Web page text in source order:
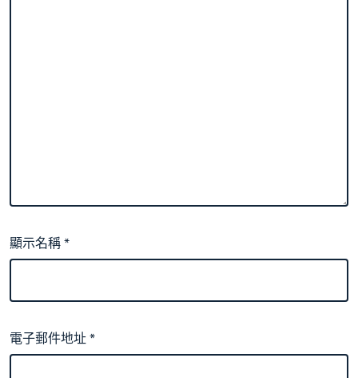
中
顯示名稱*
電子郵件地址*